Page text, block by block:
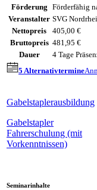
Förderung Förderfähig
Veranstalter SVG
Nettopreis
405,00 €
Bruttopreis 481,95 €
Dauer
4 Tage
5 Alternativtermine
Gabelstaplerausbildung
Gabelstapler
Fahrerschulung (mit
Vorkenntnissen)
Seminarinhalte